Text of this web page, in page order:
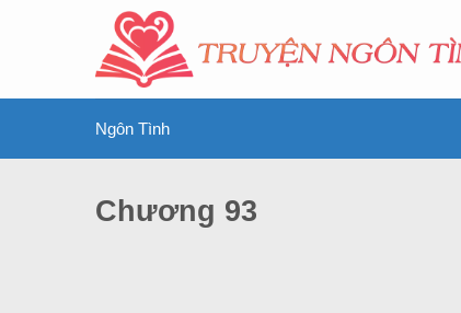
Ngôn Tình
Chương 93